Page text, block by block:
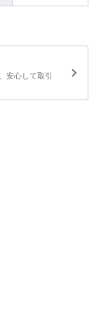
安心して取引